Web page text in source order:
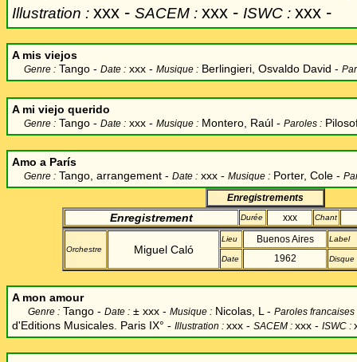
Illustration : xxx - SACEM : xxx - ISWC : xxx -
A mis viejos
Genre : Tango - Date : xxx - Musique : Berlingieri, Osvaldo David -
A mi viejo querido
Genre : Tango - Date : xxx - Musique : Montero, Raúl - Paroles :
Amo a París
Genre : Tango, arrangement - Date : xxx - Musique : Porter, Cole -
Enregistrements
Enregistrement Durée xxx Chant
Orchestre Miguel Caló
Lieu Buenos Aires Label
Date 1962 Disque
A mon amour
Genre : Tango - Date : ± xxx - Musique : Nicolas, L - Paroles
d'Editions Musicales. Paris IX° - Illustration : xxx - SACEM : xxx - ISWC :